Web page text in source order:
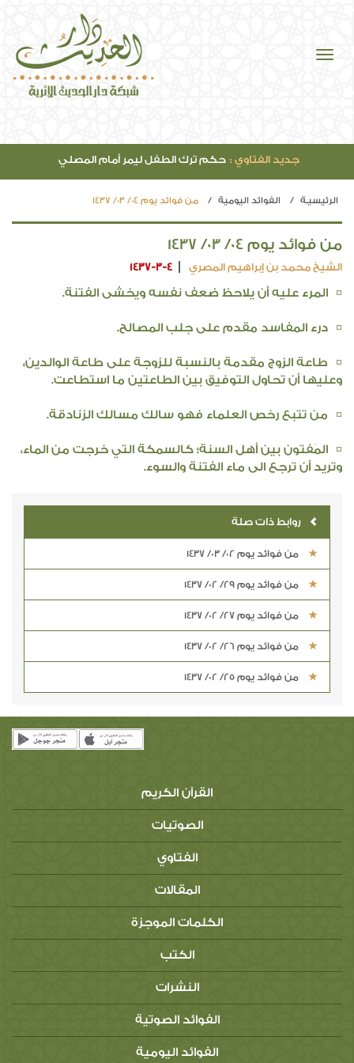
جديد الفتاوي : حكم ترك الطفل ليمر أمام المصلي
الرئيسيـة الفوائد اليومية من فوائد يوم 04/ 03/ 1437
من فوائد يوم 04/ 03/ 1437
الشيخ محمد بن إبراهيم المصري 1437-3-4
¤ المرء عليه أن يلاحظ ضعف نفسه ويخشى الفتنة.
¤ درء المفاسد مقدم على جلب المصالح.
¤ طاعة الزوج مقدمة بالنسبة للزوجة على طاعة الوالدين،
وعليها أن تحاول التوفيق بين الطاعتين ما استطاعت.
¤ من تتبع رخص العلماء فهو سالك مسالك الزنادقة.
¤ المَفتون بين أهل السنة؛ كالسمكة التي خرجت من الماء،
وتريد أن ترجع الى ماء الفتنة والسوء.
روابط ذات صلة
من فوائد يوم 02/ 03/ 1437
من فوائد يوم 29/ 02/ 1437
من فوائد يوم 27/ 02/ 1437
من فوائد يوم 26/ 02/ 1437
من فوائد يوم 25/ 02/ 1437
القرآن الكريم
الصوتيات
الفتاوي
المقالات
الكلمات الموجزة
الكتب
النشرات
الفوائد الصوتية
الفوائد اليومية